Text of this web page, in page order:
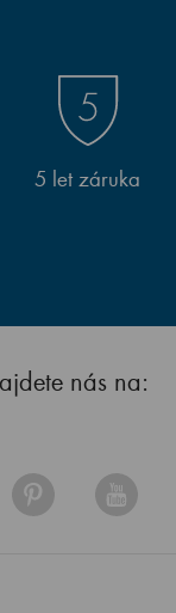
5 let záruka
nás na: